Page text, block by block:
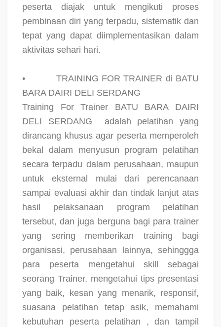
peserta diajak untuk mengikuti proses
pembinaan diri yang terpadu, sistematik dan
tepat yang dapat diimplementasikan dalam
aktivitas sehari hari.
•
TRAINING FOR TRAINER di BATU
BARA DAIRI DELI SERDANG
Training For Trainer BATU BARA DAIRI
DELI SERDANG
adalah pelatihan yang
dirancang khusus agar peserta memperoleh
bekal dalam menyusun program pelatihan
secara terpadu dalam perusahaan, maupun
untuk eksternal mulai dari perencanaan
sampai evaluasi akhir dan tindak lanjut atas
hasil pelaksanaan program pelatihan
tersebut, dan juga berguna bagi para trainer
yang sering memberikan training bagi
organisasi, perusahaan lainnya, sehinggga
para peserta mengetahui skill sebagai
seorang Trainer, mengetahui tips presentasi
yang baik, kesan yang menarik, responsif,
suasana pelatihan tetap asik, memahami
kebutuhan peserta pelatihan , dan tampil